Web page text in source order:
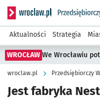
Serwis informacyjny
Aktualności Strategia
WROCŁAW We Wrocławiu
wroclaw.pl Przedsiębiorczy
Jest fabryka